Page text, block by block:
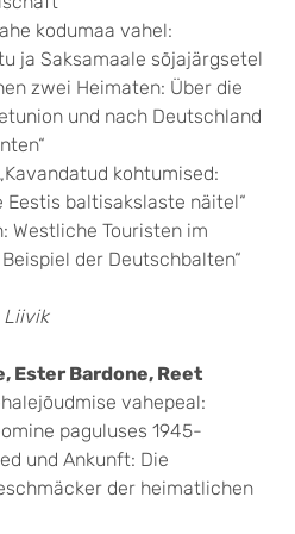
kodumaa vahel:
ja Saksamaale sõjajärgsetel
zwei Heimaten: Über die
und nach Deutschland
„Kavandatud kohtumised:
baltisakslaste näitel“
Westliche Touristen im
der Deutschbalten“
Liivik
Ester Bardone, Reet
vahepeal:
paguluses 1945-
und Ankunft: Die
der heimatlichen